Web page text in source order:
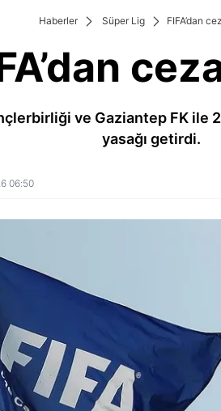
Haberler Süper Lig FIFA’dan
ve Gaziantep FK
yasağı getirdi.
06:50